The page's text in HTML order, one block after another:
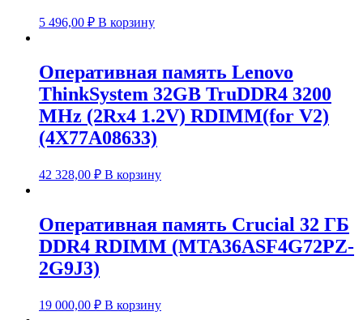
5 496,00 ₽ В корзину
Оперативная память Lenovo
ThinkSystem 32GB TruDDR4 3200
MHz (2Rx4 1.2V) RDIMM(for V2)
(4X77A08633)
42 328,00 ₽ В корзину
Оперативная память Crucial 32 ГБ
DDR4 RDIMM (MTA36ASF4G72PZ-
2G9J3)
19 000,00 ₽ В корзину